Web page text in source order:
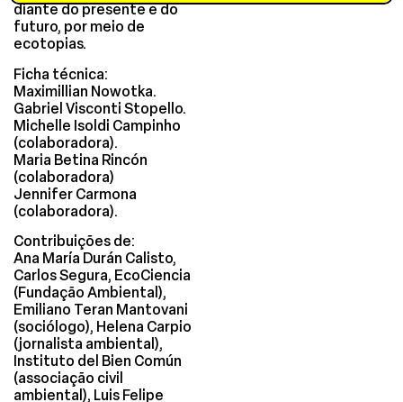
diante do presente e do
futuro, por meio de
ecotopias.
Ficha técnica:
Maximillian Nowotka.
Gabriel Visconti Stopello.
Michelle Isoldi Campinho
(colaboradora).
Maria Betina Rincón
(colaboradora)
Jennifer Carmona
(colaboradora).
Contribuições de:
Ana María Durán Calisto,
Carlos Segura, EcoCiencia
(Fundação Ambiental),
Emiliano Teran Mantovani
(sociólogo), Helena Carpio
(jornalista ambiental),
Instituto del Bien Común
(associação civil
ambiental), Luis Felipe